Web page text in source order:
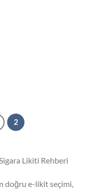
2
Likiti Rehberi
doğru e-likit seçimi,